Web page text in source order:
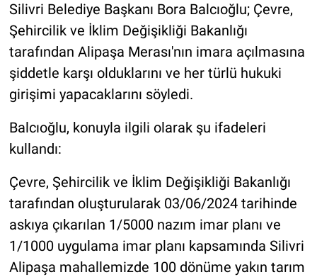
Silivri Belediye Başkanı Bora Balcıoğlu; Çevre,
Şehircilik ve İklim Değişikliği Bakanlığı
tarafından Alipaşa Merası'nın imara açılmasına
şiddetle karşı olduklarını ve her türlü hukuki
girişimi yapacaklarını söyledi.
Balcıoğlu, konuyla ilgili olarak şu ifadeleri
kullandı:
Çevre, Şehircilik ve İklim Değişikliği Bakanlığı
tarafından oluşturularak 03/06/2024 tarihinde
askıya çıkarılan 1/5000 nazım imar planı ve
1/1000 uygulama imar planı kapsamında Silivri
Alipaşa mahallemizde 100 dönüme yakın tarım